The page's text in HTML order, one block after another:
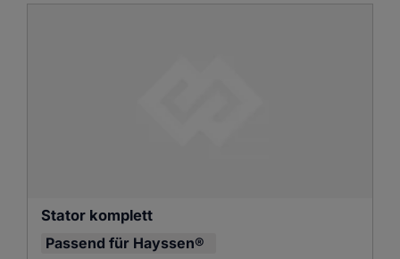
Stator komplett
Passend für Hayssen®